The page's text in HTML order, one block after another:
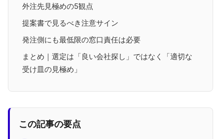
外注先見極めの5観点
提案書で見るべき注意サイン
発注側にも最低限の窓口責任は必要
まとめ｜選定は「良い会社探し」ではなく「適切な
受け皿の見極め」
この記事の要点